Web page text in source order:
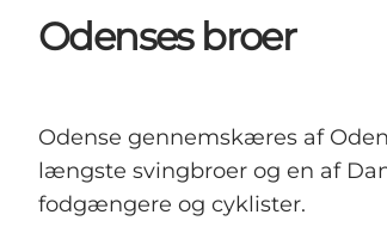
Planlæg din tur
Inspiration
Odenses broer
Odense gennemskæres af
længste svingbroer og en af
fodgængere og cyklister.